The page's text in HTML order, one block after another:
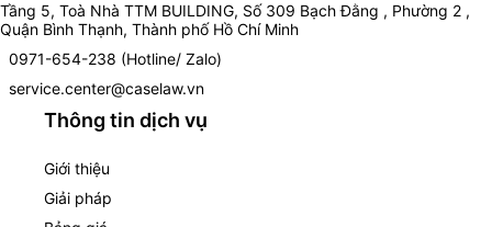
Tầng 5, Toà Nhà TTM BUILDING, Số 309 Bạch Đằng , Phường 2 ,
Quận Bình Thạnh, Thành phố Hồ Chí Minh
0971-654-238 (Hotline/ Zalo)
service.center@caselaw.vn
Thông tin dịch vụ
Giới thiệu
Giải pháp